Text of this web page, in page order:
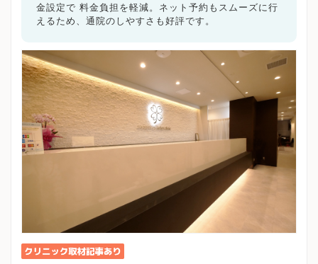
金設定で 料金負担を軽減。ネット予約もスムーズに行
えるため、通院のしやすさも好評です。